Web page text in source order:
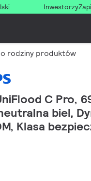
Inwestorzy
rodziny produktów
C Pro,
biel,
Klasa